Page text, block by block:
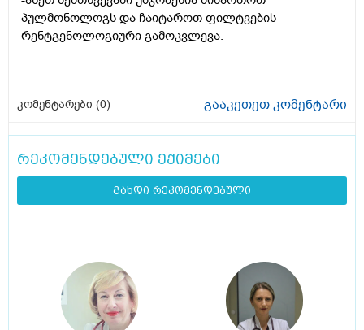
პულმონოლოგს და ჩაიტაროთ ფილტვების
რენტგენოლოგიური გამოკვლევა.
კომენტარები (0) გააკეთეთ კომენტარი
რეკომენდებული ექიმები
გახდი რეკომენდებული